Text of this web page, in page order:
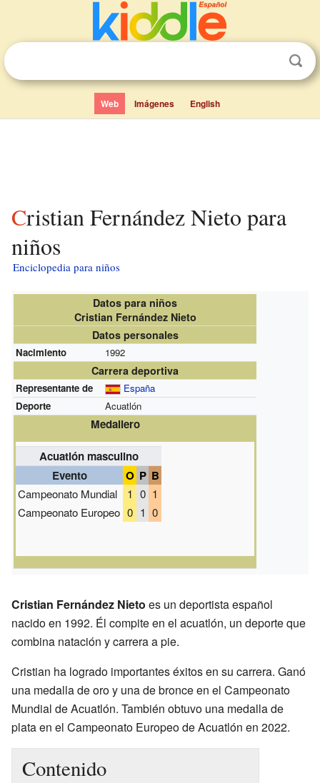
Web Imágenes English
Cristian Fernández Nieto para
niños
Enciclopedia para niños
Datos para niños
Cristian Fernández Nieto
Datos personales
Nacimiento 1992
Carrera deportiva
Representante de
España
Deporte
Acuatlón
Medallero
Acuatlón masculino
Evento
O P B
Campeonato Mundial 1 0 1
Campeonato Europeo 0 1 0
Cristian Fernández Nieto es un deportista español
nacido en 1992. Él compite en el acuatlón, un deporte que
combina natación y carrera a pie.
Cristian ha logrado importantes éxitos en su carrera. Ganó
una medalla de oro y una de bronce en el Campeonato
Mundial de Acuatlón. También obtuvo una medalla de
plata en el Campeonato Europeo de Acuatlón en 2022.
Contenido